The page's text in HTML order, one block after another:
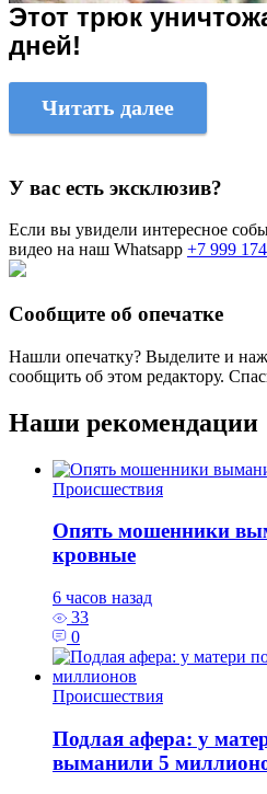
Этот трюк
дней!
Читать далее
У вас есть эксклюзив?
Если вы увидели интересное
видео на наш Whatsapp +7 999
Сообщите об опечатке
Нашли опечатку? Выделите и
сообщить об этом редактору.
Наши рекомендации
Происшествия
Опять мошенники
кровные
6 часов назад
33
0
Происшествия
Подлая афера: у
выманили 5